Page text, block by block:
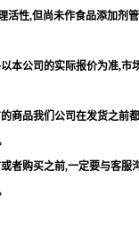
活性,但尚未作食品添加剂管
本公司的实际报价为准,市
商品我们公司在发货之前
者购买之前,一定要与客服